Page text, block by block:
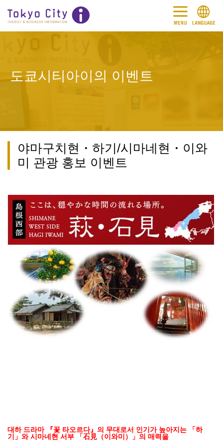
도쿄시티아이의 이벤트
야마구치현・하기/시마네현・이와
미 관광 홍보 이벤트
대하 드라마 『꽃 타오르다』의 무대로서 인기가 높아지는 「하
기」와 시마네현 서부 「石見（이와미）」의 매력을